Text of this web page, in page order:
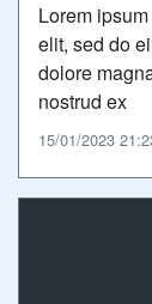
Lorem
elit, sed do
dolore
nostrud ex
15/01/2023